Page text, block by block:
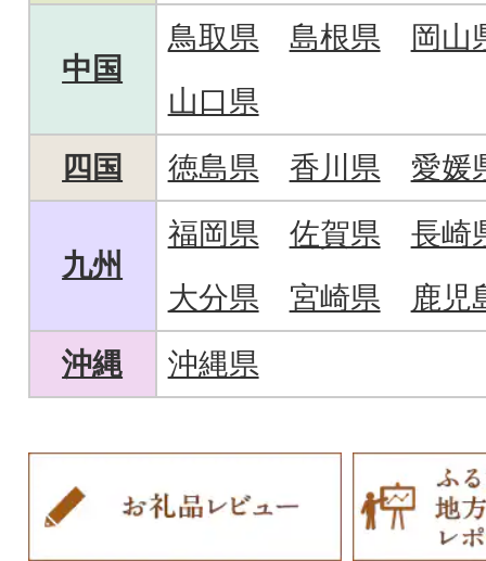
中国
鳥取県 島根県
岡山
山口県
四国
徳島県 香川県 愛媛
九州
福岡県 佐賀県
長崎
大分県
宮崎県
鹿児
沖縄
沖縄県